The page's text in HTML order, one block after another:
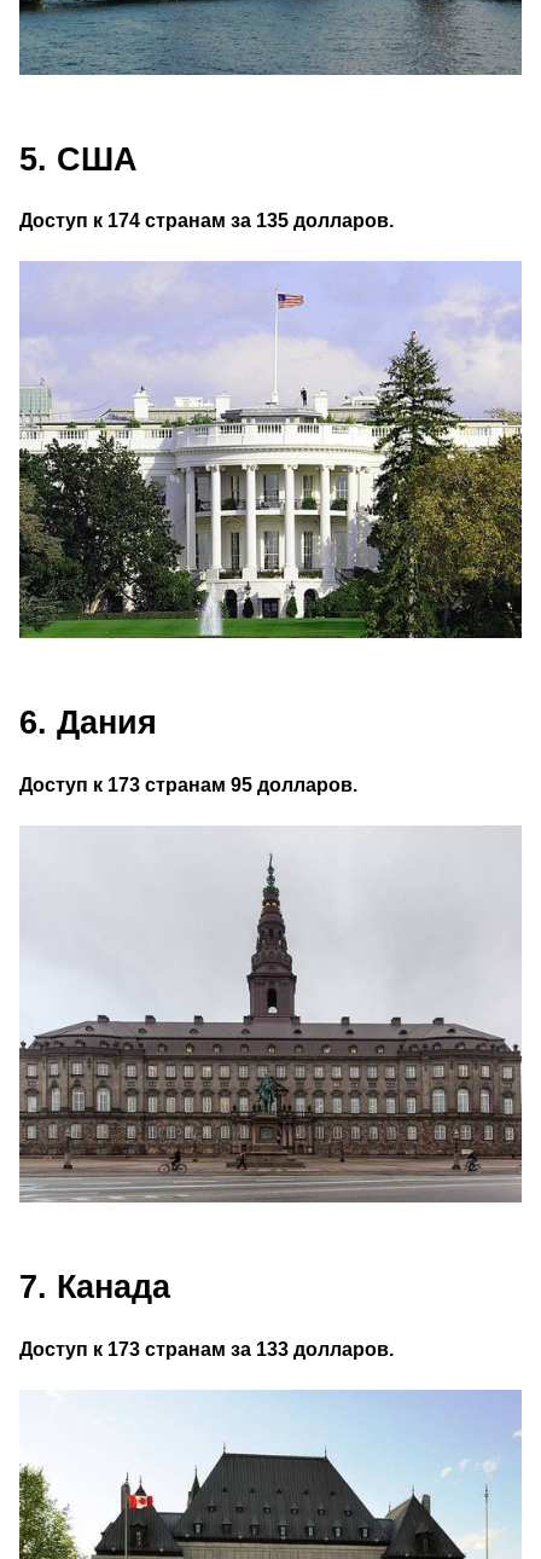
5. США
Доступ к 174 странам за 135 долларов.
6. Дания
Доступ к 173 странам 95 долларов.
7. Канада
Доступ к 173 странам за 133 долларов.